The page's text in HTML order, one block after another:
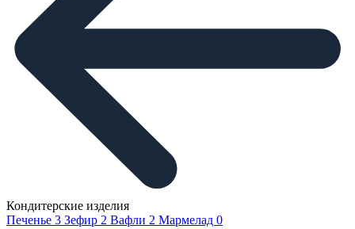
Кондитерские изделия
Печенье 3 Зефир 2 Вафли 2 Мармелад 0